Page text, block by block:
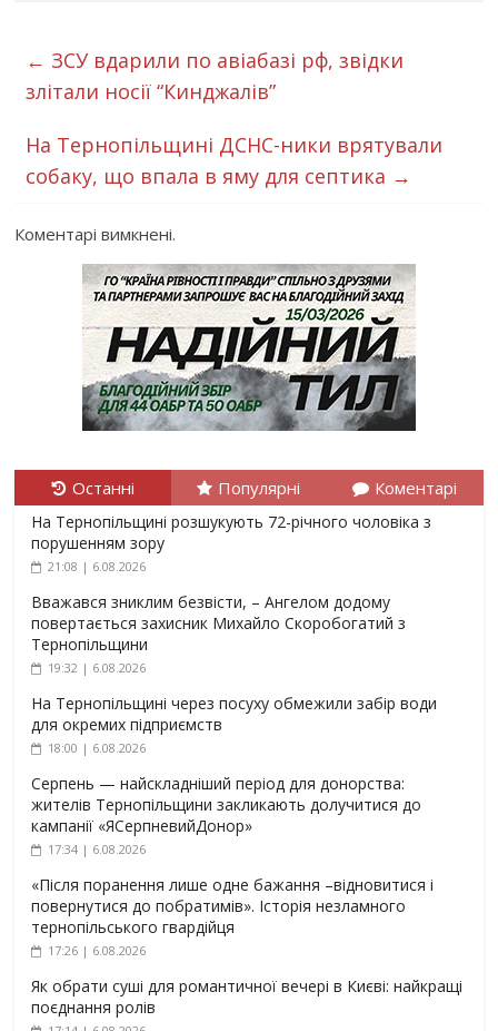
← ЗСУ вдарили по авіабазі рф, звідки
злітали носії “Кинджалів”
На Тернопільщині ДСНС-ники врятували
собаку, що впала в яму для септика →
Коментарі вимкнені.
Останні Популярні Коментарі
На Тернопільщині розшукують 72-річного чоловіка з
порушенням зору
21:08 | 6.08.2026
Вважався зниклим безвісти, – Ангелом додому
повертається захисник Михайло Скоробогатий з
Тернопільщини
19:32 | 6.08.2026
На Тернопільщині через посуху обмежили забір води
для окремих підприємств
18:00 | 6.08.2026
Серпень — найскладніший період для донорства:
жителів Тернопільщини закликають долучитися до
кампанії «ЯСерпневийДонор»
17:34 | 6.08.2026
«Після поранення лише одне бажання –відновитися і
повернутися до побратимів». Історія незламного
тернопільського гвардійця
17:26 | 6.08.2026
Як обрати суші для романтичної вечері в Києві: найкращі
поєднання ролів